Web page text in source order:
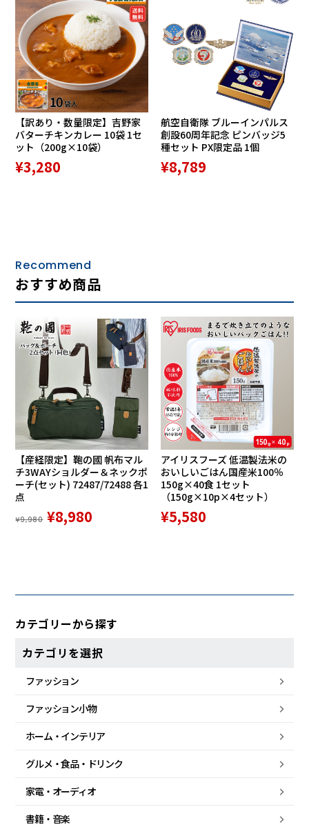
カテゴリーから探す
カテゴリを選択
ファッション
ファッション小物
ホーム・ インテリア
グルメ・食品・ ドリンク
家電・ オーディオ
書籍・音楽
【訳あり・数量限定】吉野家
バターチキンカレー 10袋 1セ
ット（200g×10袋）
¥3,280
航空自衛隊 ブルーインパルス
創設60周年記念 ピンバッジ5
種セット PX限定品 1個
¥8,789
Recommend
おすすめ商品
【産経限定】鞄の國 帆布マル
チ3WAYショルダー＆ネックポ
ーチ(セット) 72487/72488 各1
点
¥9,980 ¥8,980
アイリスフーズ 低温製法米の
おいしいごはん国産米100％
150g×40食 1セット
（150g×10p×4セット）
¥5,580